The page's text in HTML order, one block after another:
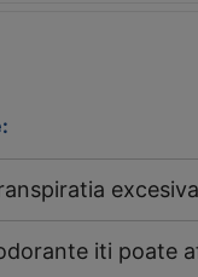
excesiva
iti poate